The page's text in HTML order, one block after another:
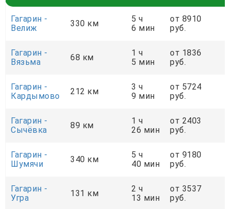
Гагарин -
Велиж
330 км
5 ч
6 мин
от 8910
руб.
Гагарин -
Вязьма
68 км
1 ч
5 мин
от 1836
руб.
Гагарин -
Кардымово
212 км
3 ч
9 мин
от 5724
руб.
Гагарин -
Сычёвка
89 км
1 ч
26 мин
от 2403
руб.
Гагарин -
Шумячи
340 км
5 ч
40 мин
от 9180
руб.
Гагарин -
Угра
131 км
2 ч
13 мин
от 3537
руб.